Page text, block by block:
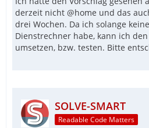
derzeit nicht @home und das
drei Wochen. Da ich solange
Dienstrechner habe, kann ich
umsetzen, bzw. testen. Bitte
SOLVE-SMART
Readable Code Matters